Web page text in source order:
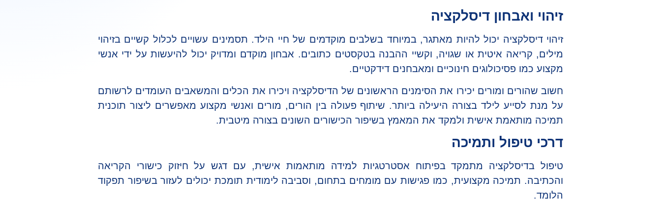
זיהוי ואבחון דיסלקציה
זיהוי דיסלקציה יכול להיות מאתגר, במיוחד בשלבים מוקדמים של חיי הילד. תסמינים עשויים לכלול קשיים בזיהוי
מילים, קריאה איטית או שגויה, וקשיי ההבנה בטקסטים כתובים. אבחון מוקדם ומדויק יכול להיעשות על ידי אנשי
מקצוע כמו פסיכולוגים חינוכיים ומאבחנים דידקטיים.
חשוב שהורים ומורים יכירו את הסימנים הראשונים של הדיסלקציה ויכירו את הכלים והמשאבים העומדים לרשותם
על מנת לסייע לילד בצורה היעילה ביותר. שיתוף פעולה בין הורים, מורים ואנשי מקצוע מאפשרים ליצור תוכנית
תמיכה מותאמת אישית ולמקד את המאמץ בשיפור הכישורים השונים בצורה מיטבית.
דרכי טיפול ותמיכה
טיפול בדיסלקציה מתמקד בפיתוח אסטרטגיות למידה מותאמות אישית, עם דגש על חיזוק כישורי הקריאה
והכתיבה. תמיכה מקצועית, כמו פגישות עם מומחים בתחום, וסביבה לימודית תומכת יכולים לעזור בשיפור תפקוד
הלומד.